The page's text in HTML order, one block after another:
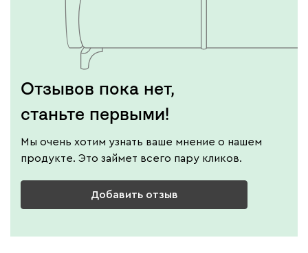
Отзывов пока нет,
станьте первыми!
Мы очень хотим узнать ваше мнение о нашем
продукте. Это займет всего пару кликов.
Добавить отзыв